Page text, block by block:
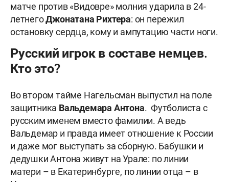
матче против «Видовре» молния ударила в 24-
летнегоДжонатана Рихтера: он пережил
остановку сердца, кому и ампутацию части ноги.
Русский игрок в составе немцев.
Кто это?
Во втором тайме Нагельсман выпустил на поле
защитника Вальдемара Антона. Футболиста с
русским именем вместо фамилии. А ведь
Вальдемар и правда имеет отношение к России
и даже мог выступать за сборную. Бабушки и
дедушки Антона живут на Урале: по линии
матери – в Екатеринбурге, по линии отца – в